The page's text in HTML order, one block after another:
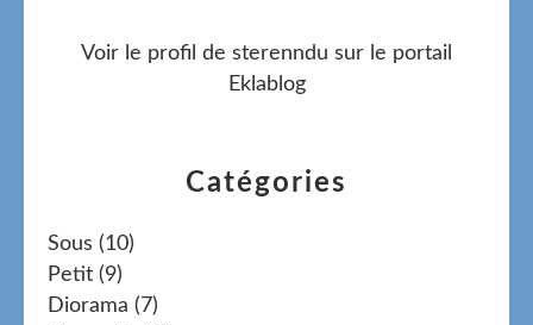
Catégories
Sous (10)
Petit (9)
Diorama (7)
Voir le profil de sterenndu sur le portail
Eklablog